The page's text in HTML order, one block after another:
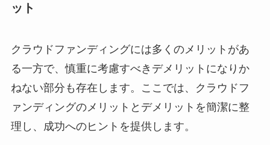
ット
クラウドファンディングには多くのメリットがあ
る一方で、慎重に考慮すべきデメリットになりか
ねない部分も存在します。ここでは、クラウドフ
ァンディングのメリットとデメリットを簡潔に整
理し、成功へのヒントを提供します。